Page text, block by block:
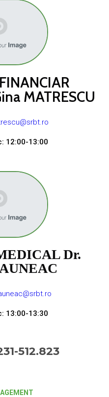
MATRESCU
12:00-13:00
Dr.
13:00-13:30
512.823